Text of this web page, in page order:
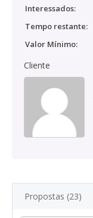
Interessados:
Tempo restante:
Valor Mínimo:
Cliente
Propostas (23)